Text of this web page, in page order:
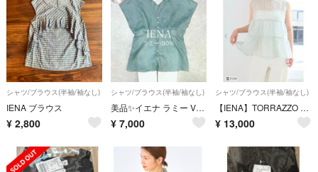
シャツ/ブラウス(半袖/袖なし)
IENA ブラウス
¥ 2,800
シャツ/ブラウス(半袖/袖なし)
美品✨イエナ ラミー Vネック 2WAYブラウス フレンチスリーブ 麻 グリーン
¥ 7,000
シャツ/ブラウス(半袖/袖なし)
【IENA】TORRAZZO DONNA/トラッゾドンナ ドットブラウス
¥ 13,000